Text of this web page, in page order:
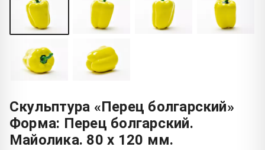
Скульптура «Перец болгарский»
Форма: Перец болгарский.
Майолика. 80 x 120 мм.